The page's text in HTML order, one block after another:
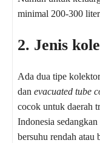
minimal 200-300 liter
2. Jenis
Ada dua tipe
dan evacuated tube
cocok untuk daerah
Indonesia sedangkan
bersuhu rendah atau